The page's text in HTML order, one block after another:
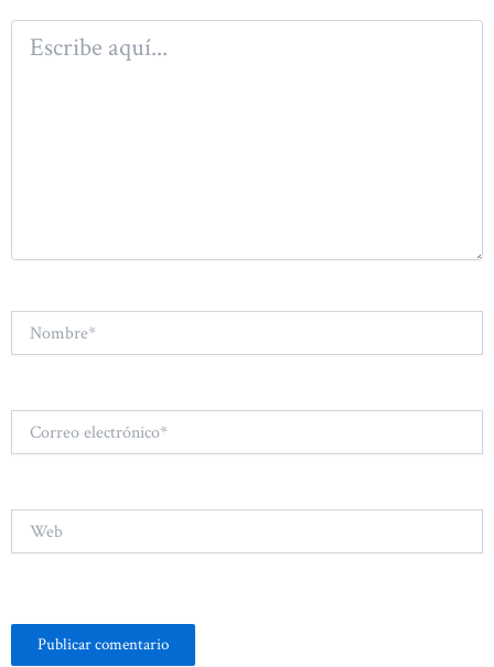
Escribe
aquí...
electrónico*